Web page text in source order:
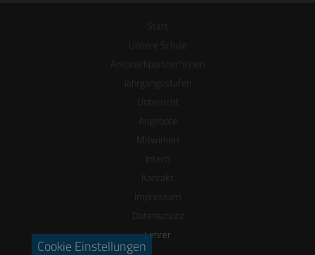
Start
Unsere Schule
Ansprechpartner*innen
Jahrgangsstufen
Unterricht
Angebote
Mitwirken
Intern
Kontakt
Impressum
Datenschutz
Lehrer
Cookie Einstellungen